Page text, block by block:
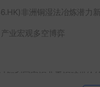
非洲铜湿法冶炼潜力
业宏观多空博弈
智利国家铜业看铜矿供给